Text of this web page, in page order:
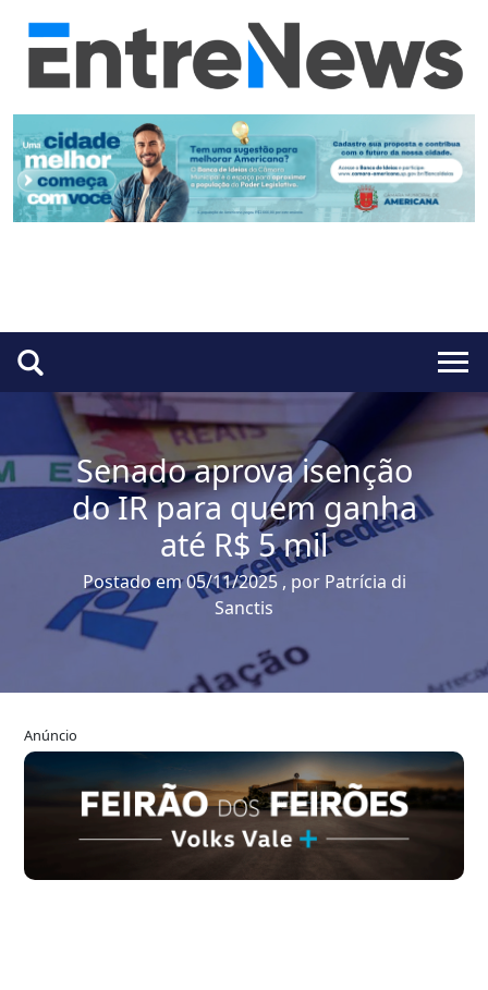
Senado aprova isenção
do IR para quem ganha
até R$ 5 mil
Postado em 05/11/2025 , por Patrícia di
Sanctis
Anúncio